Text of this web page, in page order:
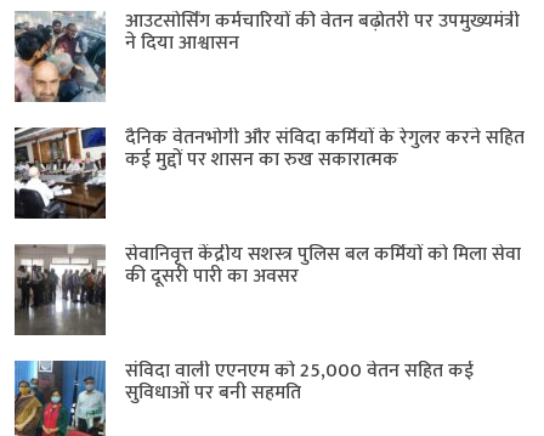
आउटसोर्सिंग कर्मचारियों की वेतन बढ़ोतरी पर उपमुख्यमंत्री
ने दिया आश्वासन
दैनिक वेतनभोगी और संविदा कर्मियों के रेगुलर करने सहित
कई मुद्दों पर शासन का रुख सकारात्मक
सेवानिवृत्त केंद्रीय सशस्त्र पुलिस बल ​कर्मियों को मिला सेवा
की दूसरी पारी का अवसर
संविदा वाली एएनएम को 25,000 वेतन सहित कई
सुविधाओं पर बनी सहमति